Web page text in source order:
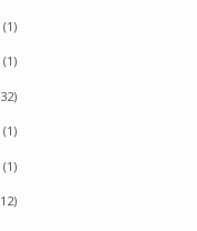
1
1
32
1
1
12